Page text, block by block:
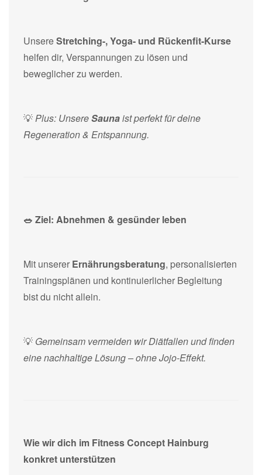
UnsereStretching-, Yoga- und Rückenfit-Kurse
helfen dir, Verspannungen zu lösen und
beweglicher zu werden.
💡Plus: UnsereSaunaist perfekt für deine
Regeneration & Entspannung.
🥗 Ziel: Abnehmen & gesünder leben
Mit unserer Ernährungsberatung, personalisierten
Trainingsplänen und kontinuierlicher Begleitung
bist du nicht allein.
💡 Gemeinsam vermeiden wir Diätfallen und finden
eine nachhaltige Lösung – ohne Jojo-Effekt.
Wie wir dich im Fitness Concept Hainburg
konkret unterstützen